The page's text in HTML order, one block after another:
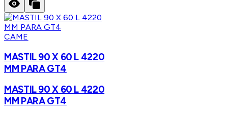
CAME
MASTIL 90 X 60 L 4220
MM PARA GT4
MASTIL 90 X 60 L 4220
MM PARA GT4